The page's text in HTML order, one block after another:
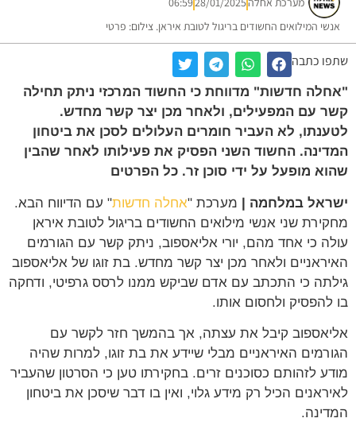
אנשי המילואים החשודים בריגול לטובת איראן. צילום: פרטי
שתפו כתבה
"אחלה חדשות" מדווחת כי החשוד המרכזי ניתק תחילה
קשר עם המפעילים, ולאחר מכן יצר קשר מחדש.
לטענתו, לא העביר חומרים העלולים לסכן את ביטחון
המדינה. החשוד השני הפסיק את פעילותו לאחר שהבין
שהוא מופעל על ידי סוכן זר. כל הפרטים
ישראל במלחמה | מערכת "אחלה חדשות" עם הדיווח הבא.
מחקירת שני אנשי מילואים החשודים בריגול לטובת איראן
עולה כי אחד מהם, יורי אליאספוב, ניתק קשר עם הגורמים
האיראניים ולאחר מכן יצר קשר מחדש. בת זוגו של אליאספוב
גילתה כי התכתב עם אדם שביקש ממנו לרסס גרפיטי, ודחקה
בו להפסיק ולחסום אותו.
אליאספוב קיבל את עצתה, אך בהמשך חזר לקשר עם
הגורמים האיראניים מבלי שיידע את בת זוגו, למרות שהיה
מודע לזהותם כסוכנים זרים. בחקירתו טען כי הסרטון שהעביר
לאיראנים הכיל רק מידע גלוי, ואין בו דבר שיסכן את ביטחון
המדינה.